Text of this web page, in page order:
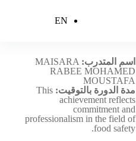
EN
اسم المتدرب: MAISARA
RABEE MOHAMED
MOUSTAFA
مدة الدورة بالتوقيت:This
achievement reflects
commitment and
professionalism in the field of
food safety.